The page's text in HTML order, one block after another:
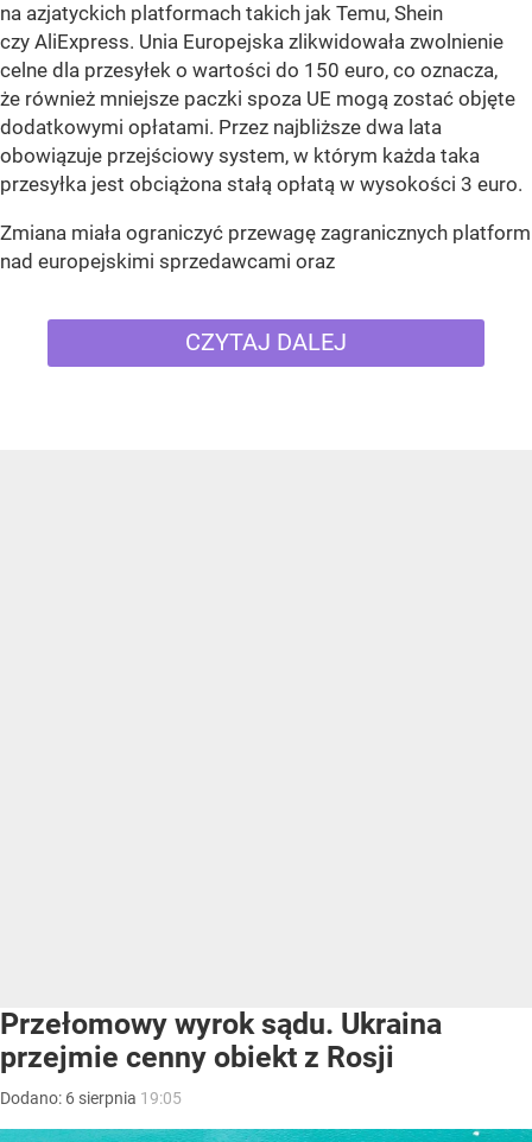
na azjatyckich platformach takich jak Temu, Shein
czy AliExpress. Unia Europejska zlikwidowała zwolnienie
celne dla przesyłek o wartości do 150 euro, co oznacza,
że również mniejsze paczki spoza UE mogą zostać objęte
dodatkowymi opłatami. Przez najbliższe dwa lata
obowiązuje przejściowy system, w którym każda taka
przesyłka jest obciążona stałą opłatą w wysokości 3 euro.
Zmiana miała ograniczyć przewagę zagranicznych platform
nad europejskimi sprzedawcami oraz
CZYTAJ DALEJ
Przełomowy wyrok sądu. Ukraina
przejmie cenny obiekt z Rosji
Dodano: 6 sierpnia 19:05